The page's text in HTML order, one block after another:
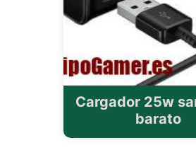
Cargador 25w
barato